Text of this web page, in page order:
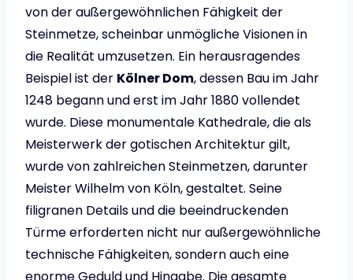
von der außergewöhnlichen Fähigkeit der
Steinmetze, scheinbar unmögliche Visionen in
die Realität umzusetzen. Ein herausragendes
Beispiel ist der Kölner Dom, dessen Bau im Jahr
1248 begann und erst im Jahr 1880 vollendet
wurde. Diese monumentale Kathedrale, die als
Meisterwerk der gotischen Architektur gilt,
wurde von zahlreichen Steinmetzen, darunter
Meister Wilhelm von Köln, gestaltet. Seine
filigranen Details und die beeindruckenden
Türme erforderten nicht nur außergewöhnliche
technische Fähigkeiten, sondern auch eine
enorme Geduld und Hingabe. Die gesamte